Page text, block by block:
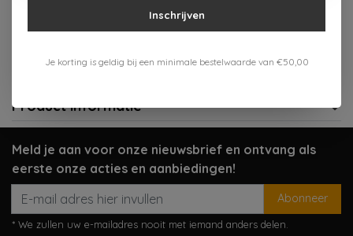
Gratis verzenden vanaf 75,-
Meer informatie?
Neem contact op over dit product
Product informatie
Meld je aan voor onze nieuwsbrief en ontvang als
eerste onze acties en aanbiedingen!
Abonneer
* We zullen uw e-mailadres nooit met iemand anders delen.
Inschrijven
Je korting is geldig bij een minimale bestelwaarde van €50,00